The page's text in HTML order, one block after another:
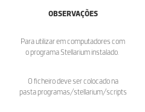
OBSERVAÇÕES
Para utilizar em computadores com
o programa Stellarium instalado.
O ficheiro deve ser colocado na
pasta programas/stellarium/scripts